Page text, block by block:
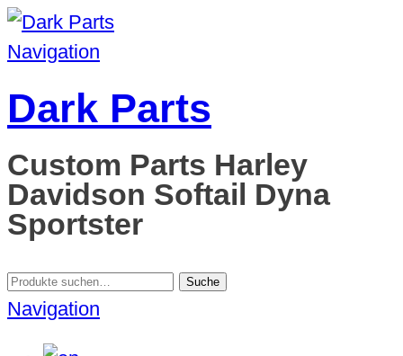
Navigation
Dark Parts
Custom Parts Harley
Davidson Softail Dyna
Sportster
Suche
nach:
Suche
Navigation